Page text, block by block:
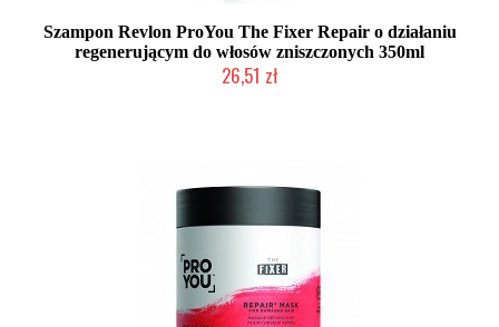
Szampon Revlon ProYou The Fixer Repair o działaniu
regenerującym do włosów zniszczonych 350ml
26,51 zł